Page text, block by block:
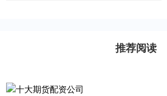
推荐阅读